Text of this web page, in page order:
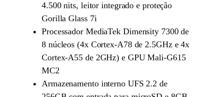
4.500 nits, leitor integrado e proteção
Gorilla Glass 7i
Processador MediaTek Dimensity 7300 de
8 núcleos (4x Cortex-A78 de 2.5GHz e 4x
Cortex-A55 de 2GHz) e GPU Mali-G615
MC2
Armazenamento interno UFS 2.2 de